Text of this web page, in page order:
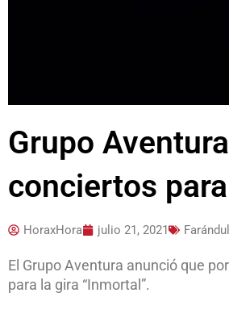
Grupo
conciertos
HoraxHora julio 21, 2021
El Grupo Aventura anunció que
para la gira “Inmortal”.